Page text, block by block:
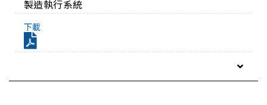
製造執行系統